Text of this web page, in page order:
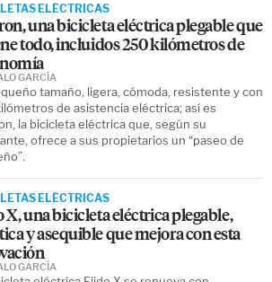
ELÉCTRICAS
una bicicleta eléctrica plegable que
todo, incluidos 250 kilómetros de
tamaño, ligera, cómoda, resistente y con
de asistencia eléctrica; así es
la bicicleta eléctrica que, según su
ofrece a sus propietarios un “paseo de
GARCÍA
ELÉCTRICAS
X, una bicicleta eléctrica plegable,
y asequible que mejora con esta
GARCÍA